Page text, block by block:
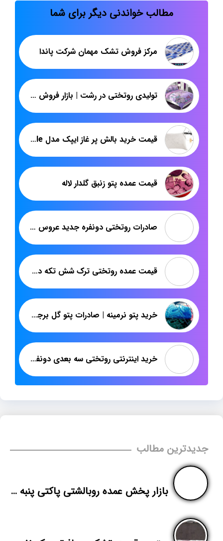
مطالب خواندنی دیگر برای شما
مرکز فروش تشک مهمان شرکت پاندا
تولیدی روتختی در رشت | بازار فروش عمده روتختی میکرو دیجیتال دونفره
قیمت خرید بالش پر غاز ایپک مدل simple
قیمت عمده پتو زنبق گلدار لاله
صادرات روتختی دونفره جدید عروس ایرانی
قیمت عمده روتختی ترک شش تکه دونفره
جدیدترین مطالب